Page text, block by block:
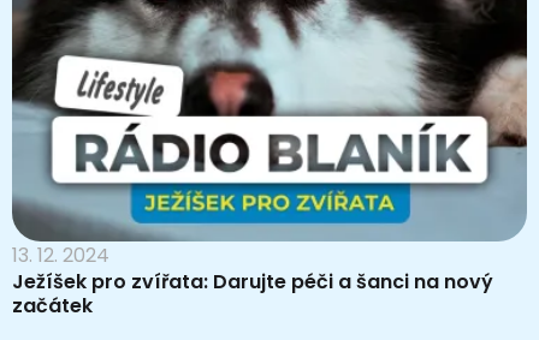
13. 12. 2024
Ježíšek pro zvířata: Darujte péči a šanci na nový
začátek